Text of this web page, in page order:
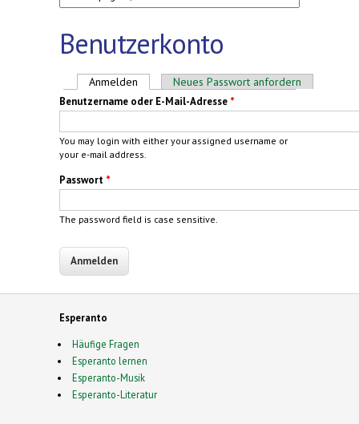
Benutzerkonto
Haupt-Reiter
Anmelden (aktiver Reiter)
Neues Passwort anfordern
Benutzername oder E-Mail-Adresse *
You may login with either your assigned username or
your e-mail address.
Passwort *
The password field is case sensitive.
Esperanto
Häufige Fragen
Esperanto lernen
Esperanto-Musik
Esperanto-Literatur